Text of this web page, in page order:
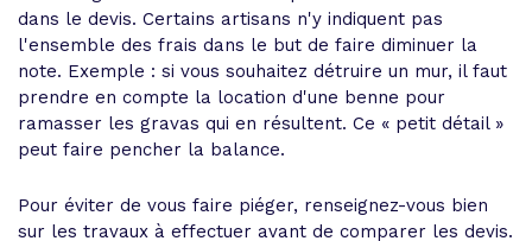
dans le devis. Certains artisans n'y indiquent pas
l'ensemble des frais dans le but de faire diminuer la
note. Exemple : si vous souhaitez détruire un mur, il faut
prendre en compte la location d'une benne pour
ramasser les gravas qui en résultent. Ce « petit détail »
peut faire pencher la balance.
Pour éviter de vous faire piéger, renseignez-vous bien
sur les travaux à effectuer avant de comparer les devis.